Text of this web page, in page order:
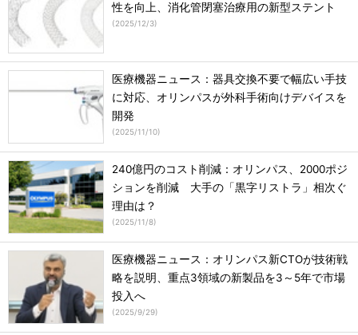
性を向上、消化管閉塞治療用の新型ステント
(2025/12/3)
医療機器ニュース：器具交換不要で幅広い手技
に対応、オリンパスが外科手術向けデバイスを
開発
(2025/11/10)
240億円のコスト削減：オリンパス、2000ポジ
ションを削減 大手の「黒字リストラ」相次ぐ
理由は？
(2025/11/8)
医療機器ニュース：オリンパス新CTOが技術戦
略を説明、重点3領域の新製品を3～5年で市場
投入へ
(2025/9/29)